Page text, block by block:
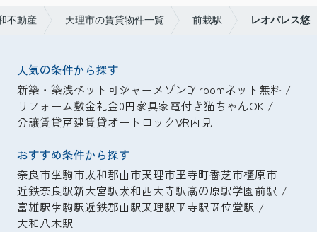
不動産 天理市の賃貸物件一覧 前栽駅 レオパレス悠
人気の条件から探す
新築・築浅ペット可シャーメゾンD-roomネット無料
リフォーム敷金礼金0円家具家電付き猫ちゃんOK
分譲賃貸戸建賃貸オートロックVR内見
おすすめ条件から探す
奈良市生駒市大和郡山市天理市王寺町香芝市橿原市
近鉄奈良駅新大宮駅大和西大寺駅高の原駅学園前駅
富雄駅生駒駅近鉄郡山駅天理駅王寺駅五位堂駅
大和八木駅